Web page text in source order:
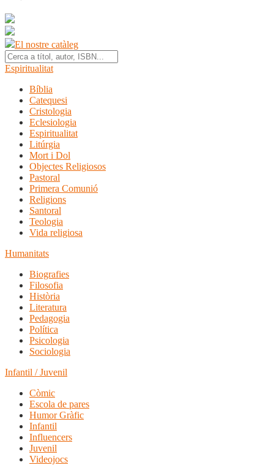
El nostre catàleg
Espiritualitat
Bíblia
Catequesi
Cristologia
Eclesiologia
Espiritualitat
Litúrgia
Mort i Dol
Objectes Religiosos
Pastoral
Primera Comunió
Religions
Santoral
Teologia
Vida religiosa
Humanitats
Biografies
Filosofia
Història
Literatura
Pedagogia
Política
Psicologia
Sociologia
Infantil / Juvenil
Còmic
Escola de pares
Humor Gràfic
Infantil
Influencers
Juvenil
Videojocs